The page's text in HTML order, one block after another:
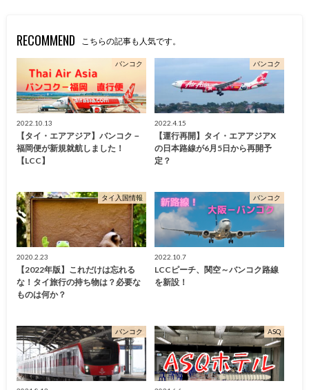
RECOMMEND こちらの記事も人気です。
バンコク
2022.10.13
【タイ・エアアジア】バンコク－
福岡便が新規就航しました！
【LCC】
バンコク
2022.4.15
【運行再開】タイ・エアアジアX
の日本路線が6月5日から再開予
定？
タイ入国情報
2020.2.23
【2022年版】これだけは忘れる
な！タイ旅行の持ち物は？必要な
ものは何か？
バンコク
2022.10.7
LCCピーチ、関空～バンコク路線
を新設！
バンコク ASQ